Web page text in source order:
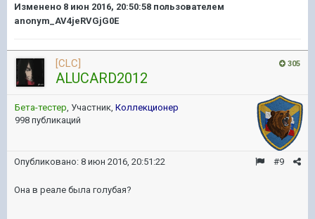
Изменено 8 июн 2016, 20:50:58 пользователем
anonym_AV4jeRVGjG0E
305
[CLC]
ALUCARD2012
Бета-тестер , Участник, Коллекционер
998 публикаций
#9
Опубликовано: 8 июн 2016, 20:51:22
Она в реале была голубая?